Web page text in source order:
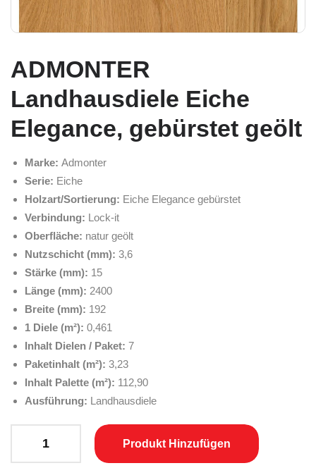
ADMONTER
Landhausdiele Eiche
Elegance, gebürstet geölt
Marke: Admonter
Serie: Eiche
Holzart/Sortierung: Eiche Elegance gebürstet
Verbindung: Lock-it
Oberfläche: natur geölt
Nutzschicht (mm): 3,6
Stärke (mm): 15
Länge (mm): 2400
Breite (mm): 192
1 Diele (m²): 0,461
Inhalt Dielen / Paket: 7
Paketinhalt (m²): 3,23
Inhalt Palette (m²): 112,90
Ausführung: Landhausdiele
ADMONTER Landhausdiele Eiche Elegance, gebürstet geölt
Produkt Hinzufügen